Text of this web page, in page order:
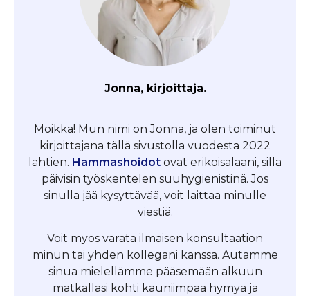
Jonna, kirjoittaja.
Moikka! Mun nimi on Jonna, ja olen toiminut
kirjoittajana tällä sivustolla vuodesta 2022
lähtien. Hammashoidot ovat erikoisalaani, sillä
päivisin työskentelen suuhygienistinä. Jos
sinulla jää kysyttävää, voit laittaa minulle
viestiä.
Voit myös varata ilmaisen konsultaation
minun tai yhden kollegani kanssa. Autamme
sinua mielellämme pääsemään alkuun
matkallasi kohti kauniimpaa hymyä ja